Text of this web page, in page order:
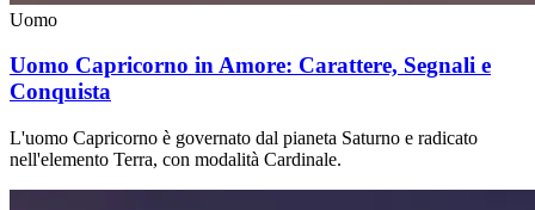
Uomo
Uomo Capricorno in Amore: Carattere, Segnali e
Conquista
L'uomo Capricorno è governato dal pianeta Saturno e radicato
nell'elemento Terra, con modalità Cardinale.